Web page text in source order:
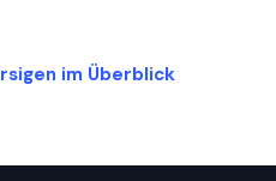
im Überblick